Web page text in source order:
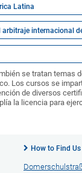
Latina
internacional
se tratan temas
Los cursos se
de diversos
la licencia para
How to Find Us